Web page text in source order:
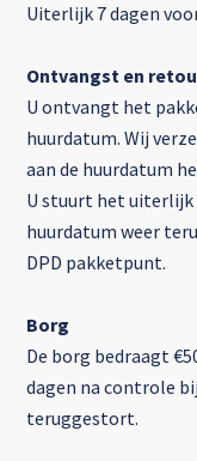
Uiterlijk 7 dagen
Ontvangst en
U ontvangt het
huurdatum. Wij
aan de huurdatum
U stuurt het uiterlijk
huurdatum weer
DPD pakketpunt.
Borg
De borg bedraagt
dagen na controle
teruggestort.